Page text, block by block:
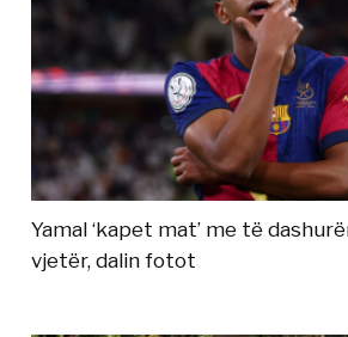
Yamal ‘kapet mat’ me të
vjetër, dalin fotot